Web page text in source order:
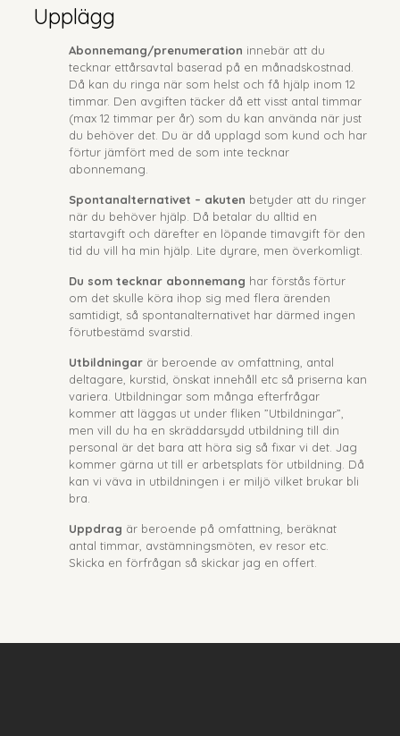
Upplägg
Abonnemang/prenumeration innebär att du
tecknar ettårsavtal baserad på en månadskostnad.
Då kan du ringa när som helst och få hjälp inom 12
timmar. Den avgiften täcker då ett visst antal timmar
(max 12 timmar per år) som du kan använda när just
du behöver det. Du är då upplagd som kund och har
förtur jämfört med de som inte tecknar
abonnemang.
Spontanalternativet – akuten betyder att du ringer
när du behöver hjälp. Då betalar du alltid en
startavgift och därefter en löpande timavgift för den
tid du vill ha min hjälp. Lite dyrare, men överkomligt.
Du som tecknar abonnemang har förstås förtur
om det skulle köra ihop sig med flera ärenden
samtidigt, så spontanalternativet har därmed ingen
förutbestämd svarstid.
Utbildningar är beroende av omfattning, antal
deltagare, kurstid, önskat innehåll etc så priserna kan
variera. Utbildningar som många efterfrågar
kommer att läggas ut under fliken ”Utbildningar”,
men vill du ha en skräddarsydd utbildning till din
personal är det bara att höra sig så fixar vi det. Jag
kommer gärna ut till er arbetsplats för utbildning. Då
kan vi väva in utbildningen i er miljö vilket brukar bli
bra.
Uppdrag är beroende på omfattning, beräknat
antal timmar, avstämningsmöten, ev resor etc.
Skicka en förfrågan så skickar jag en offert.